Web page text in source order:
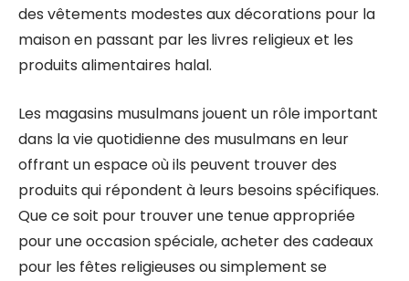
des vêtements modestes aux décorations pour la
maison en passant par les livres religieux et les
produits alimentaires halal.
Les magasins musulmans jouent un rôle important
dans la vie quotidienne des musulmans en leur
offrant un espace où ils peuvent trouver des
produits qui répondent à leurs besoins spécifiques.
Que ce soit pour trouver une tenue appropriée
pour une occasion spéciale, acheter des cadeaux
pour les fêtes religieuses ou simplement se